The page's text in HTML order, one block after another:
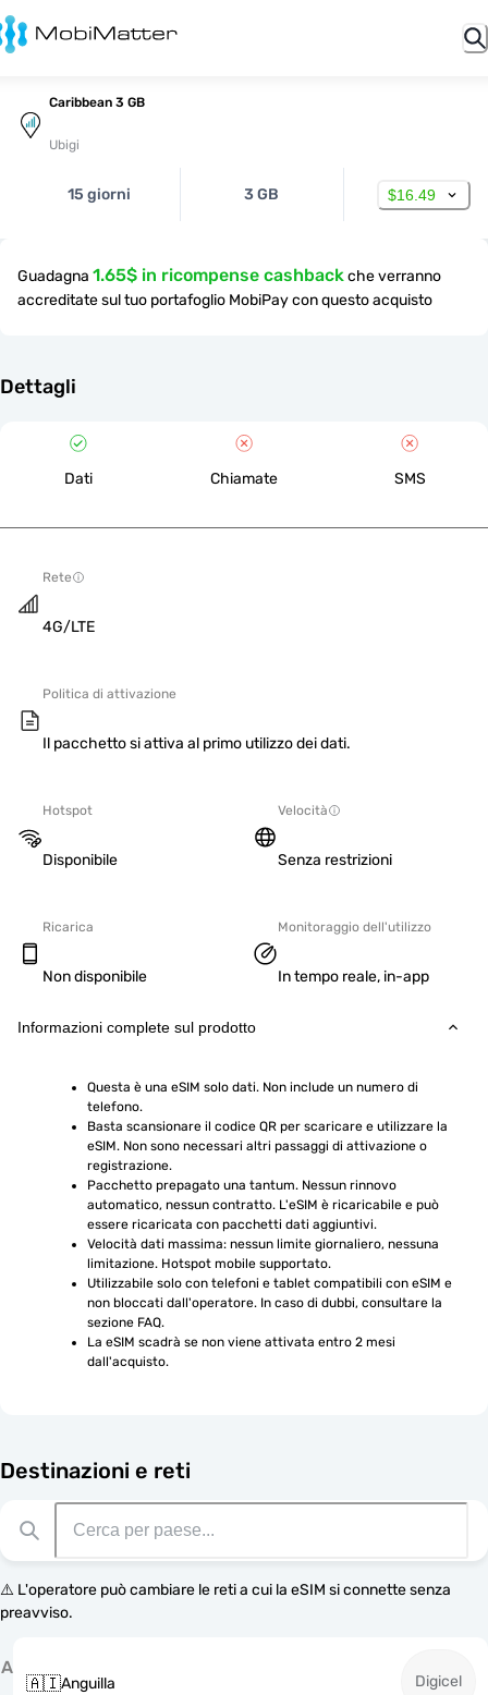
Caribbean 3 GB
Ubigi
15 giorni 3 GB $16.49
Guadagna 1.65$ in ricompense cashbackche verranno
accreditate sul tuo portafoglio MobiPay con questo acquisto
Dettagli
Dati Chiamate SMS
Rete
4G/LTE
Politica di attivazione
Il pacchetto si attiva al primo utilizzo dei dati.
Hotspot
Disponibile
Velocità
Senza restrizioni
Ricarica
Non disponibile
Monitoraggio dell'utilizzo
In tempo reale, in-app
Informazioni complete sul prodotto
Questa è una eSIM solo dati. Non include un numero di
telefono.
Basta scansionare il codice QR per scaricare e utilizzare la
eSIM. Non sono necessari altri passaggi di attivazione o
registrazione.
Pacchetto prepagato una tantum. Nessun rinnovo
automatico, nessun contratto. L'eSIM è ricaricabile e può
essere ricaricata con pacchetti dati aggiuntivi.
Velocità dati massima: nessun limite giornaliero, nessuna
limitazione. Hotspot mobile supportato.
Utilizzabile solo con telefoni e tablet compatibili con eSIM e
non bloccati dall'operatore. In caso di dubbi, consultare la
sezione FAQ.
La eSIM scadrà se non viene attivata entro 2 mesi
dall'acquisto.
Destinazioni e reti
⚠️ L'operatore può cambiare le reti a cui la eSIM si connette senza
preavviso.
A
🇦🇮Anguilla Digicel